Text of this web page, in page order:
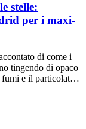
stelle:
per i maxi-
di come i
tingendo di opaco
e il particolato
a ovest di Madrid
con cui l'umanità